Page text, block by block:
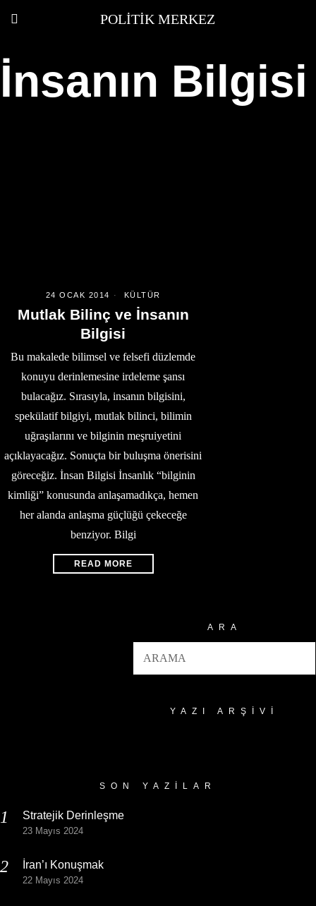
POLITIK MERKEZ
İnsanın Bilgisi
24 OCAK 2014 KÜLTÜR
Mutlak Bilinç ve İnsanın
Bilgisi
Bu makalede bilimsel ve felsefi düzlemde
konuyu derinlemesine irdeleme şansı
bulacağız. Sırasıyla, insanın bilgisini,
spekülatif bilgiyi, mutlak bilinci, bilimin
uğraşılarını ve bilginin meşruiyetini
açıklayacağız. Sonuçta bir buluşma önerisini
göreceğiz. İnsan Bilgisi İnsanlık “bilginin
kimliği” konusunda anlaşamadıkça, hemen
her alanda anlaşma güçlüğü çekeceğe
benziyor. Bilgi
READ MORE
ARA
YAZI ARŞIVI
SON YAZILAR
Stratejik Derinleşme
23 Mayıs 2024
İran’ı Konuşmak
22 Mayıs 2024